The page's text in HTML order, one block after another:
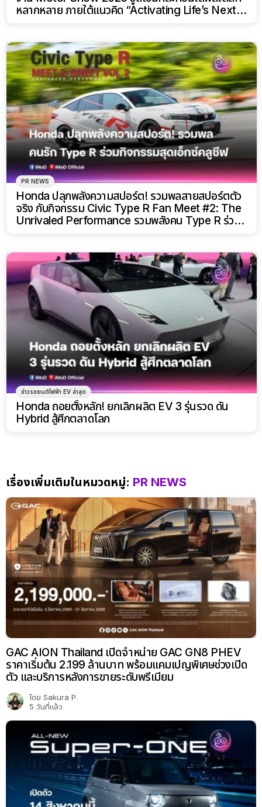
หลากหลาย ภายใต้แนวคิด “Activating Life’s Next
PR NEWS
Honda ปลุกพลังความสปอร์ต! รวมพลสายสปอร์ตตัว
จริง กับกิจกรรม Civic Type R Fan Meet #2: The
Unrivaled Performance รวมพลังคน Type R ร่วม
ข่าวรถยนต์ไฟฟ้า EV ล่าสุด
Honda ถอยตั้งหลัก! ยกเลิกผลิต EV 3 รุ่นรวด ดัน
Hybrid สู้ศึกตลาดโลก
เรื่องเพิ่มเติมในหมวดหมู่: PR NEWS
GAC AION Thailand เปิดจำหน่าย GAC GN8 PHEV
ราคาเริ่มต้น 2.199 ล้านบาท พร้อมแคมเปญพิเศษช่วงเปิด
ตัว และบริการหลังการขายระดับพรีเมียม
โดย Sakura P.
5 วันที่แล้ว